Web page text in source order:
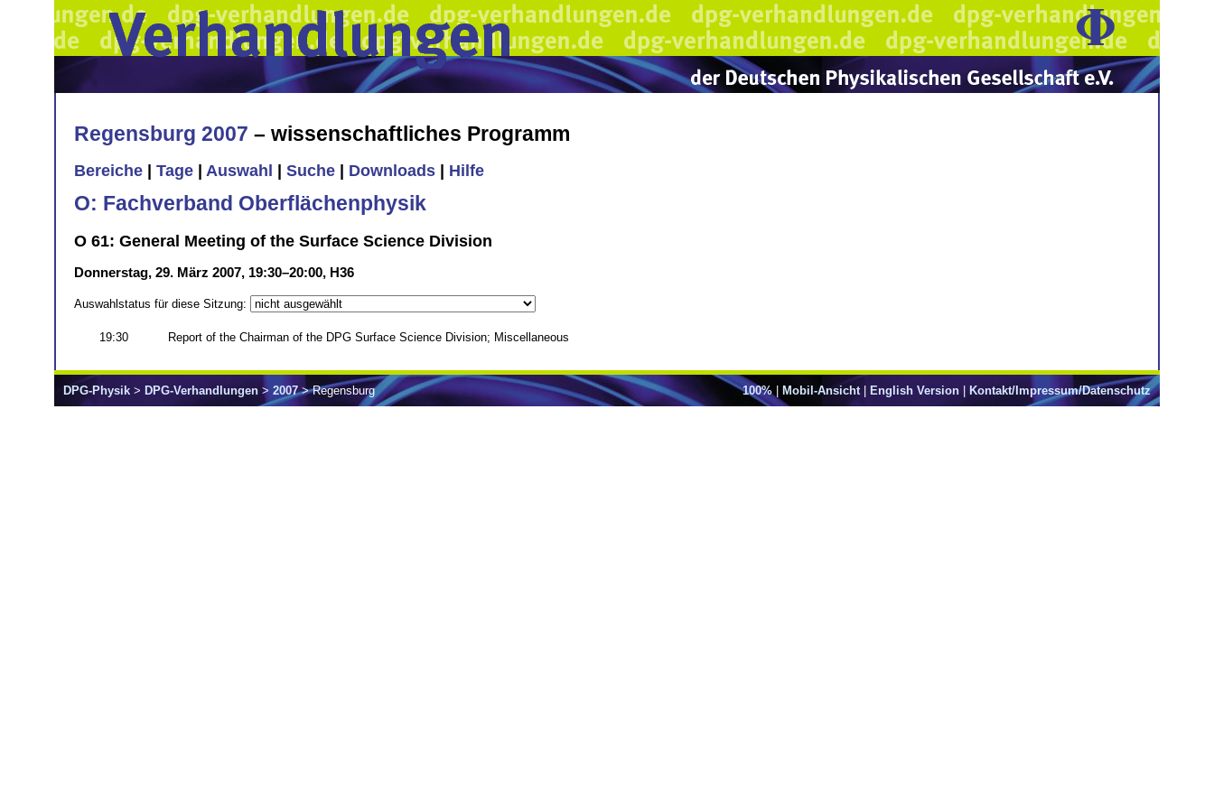
Regensburg 2007 – wissenschaftliches Programm
Bereiche Tage Auswahl Suche Downloads Hilfe
O: Fachverband Oberflächenphysik
O 61: General Meeting of the Surface Science Division
Donnerstag, 29. März 2007, 19:30–20:00, H36
Auswahlstatus für diese Sitzung:
19:30 Report of the Chairman of the DPG Surface Science Division; Miscellaneous
100%| Mobil-Ansicht | English Version | Kontakt/Impressum/Datenschutz
DPG-Physik > DPG-Verhandlungen > 2007> Regensburg